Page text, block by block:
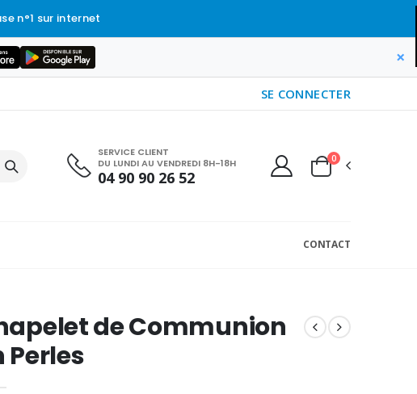
n°1 sur internet
×
SE CONNECTER
SERVICE CLIENT
DU LUNDI AU VENDREDI 8H-18H
04 90 90 26 52
0
CONTACT
de Communion
Perles